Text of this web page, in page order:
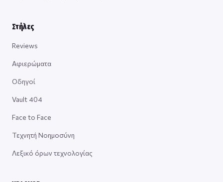
Στήλες
Reviews
Αφιερώματα
Οδηγοί
Vault 404
Face to Face
Τεχνητή Νοημοσύνη
Λεξικό όρων τεχνολογίας